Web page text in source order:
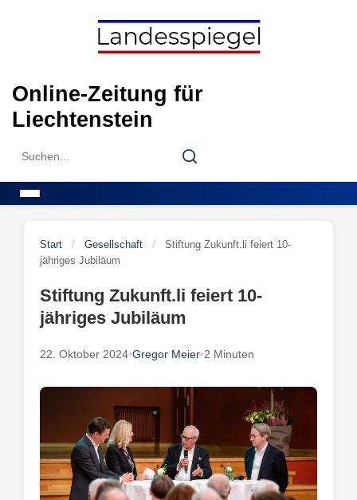
Online-Zeitung für
Liechtenstein
Search
Search
Start / Gesellschaft /
Stiftung Zukunft.li feiert 10-
jähriges Jubiläum
Stiftung Zukunft.li feiert 10-
jähriges Jubiläum
22. Oktober 2024•Gregor Meier•2 Minuten